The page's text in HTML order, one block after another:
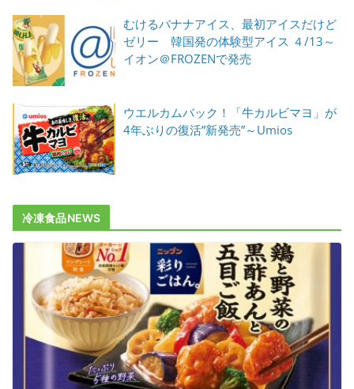
むけるバナナアイス、最初アイスだけど
ゼリー 韓国発の体験型アイス ４/13～
イオン＠FROZENで発売
ウエルカムバック！「牛カルビマヨ」が
4年ぶりの復活”新発売”～Umios
冷凍食品NEWS